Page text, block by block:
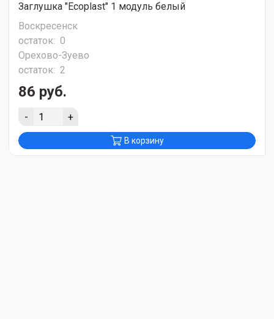
Заглушка "Ecoplast" 1 модуль белый
Воскресенск
остаток: 0
Орехово-Зуево
остаток: 2
86 руб.
- +
В корзину